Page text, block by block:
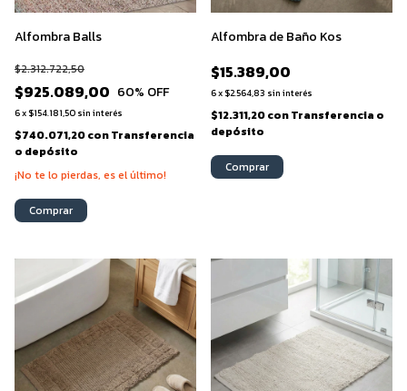
Alfombra Balls
$925.089,00
$2.312.722,50
60% OFF
6x $154.181,50 sin interés
$740.071,20conTransferencia
o depósito
¡No te lo pierdas, es el último!
Comprar
Alfombra de Baño Kos
$15.389,00
6x $2.564,83 sin interés
$12.311,20conTransferencia o
depósito
Comprar